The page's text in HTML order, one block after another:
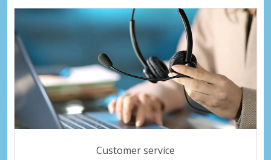
Customer service